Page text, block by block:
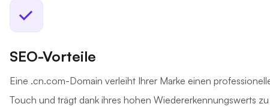
SEO-Vorteile
Eine .cn.com-Domain verleiht Ihrer Marke einen
Touch und trägt dank ihres hohen Wiedererkennungswerts